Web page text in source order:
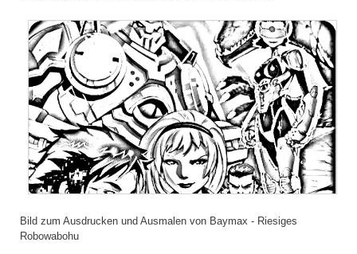
Bild zum Ausdrucken und Ausmalen von Baymax - Riesiges
Robowabohu